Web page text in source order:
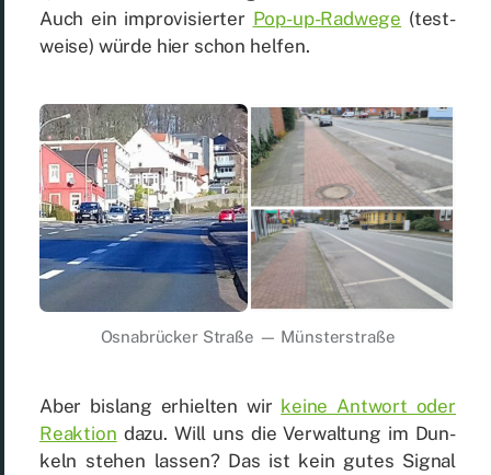
Auch ein im­pro­vi­sier­ter Pop-up-Rad­we­ge (test­
wei­se) wür­de hier schon hel­fen.
Os­na­brü­cker Stra­ße — Müns­ter­stra­ße
Aber bis­lang er­hiel­ten wir kei­ne Ant­wort oder
Re­ak­ti­on dazu. Will uns die Ver­wal­tung im Dun­
keln ste­hen las­sen? Das ist kein gu­tes Si­gnal